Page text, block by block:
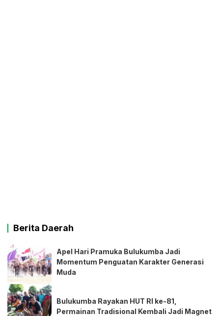
Berita Daerah
Apel Hari Pramuka Bulukumba Jadi
Momentum Penguatan Karakter Generasi
Muda
Bulukumba Rayakan HUT RI ke-81,
Permainan Tradisional Kembali Jadi Magnet